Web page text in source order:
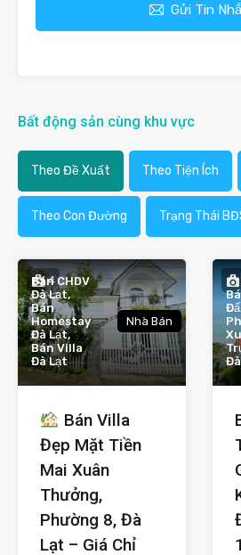
Gửi Tin
Bất động sản cùng khu vực
Theo Đề Xuất Theo Tiện Ích
Theo Con Đường Trạng Thái
4
Bán CHDV
Đà Lạt,
Bán
Homestay
Đà Lạt,
Bán Villa
Đà Lạt
Nhà Bán
Bán Villa
Đẹp Mặt Tiền
Mai Xuân
Thưởng,
Phường 8, Đà
Lạt – Giá Chỉ